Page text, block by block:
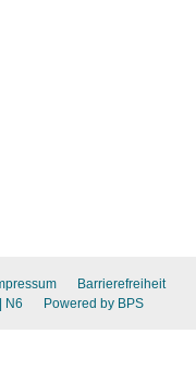
Barrierefreiheit
| N6 Powered by BPS